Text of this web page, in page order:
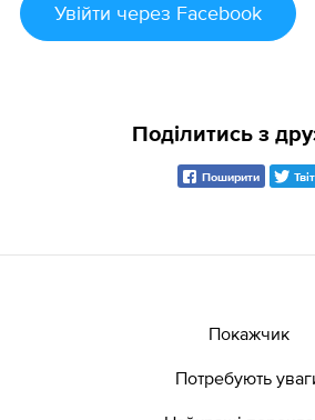
Увійти через Facebook
Поділитись з
Поширити Твіт
Покажчик
Потребують